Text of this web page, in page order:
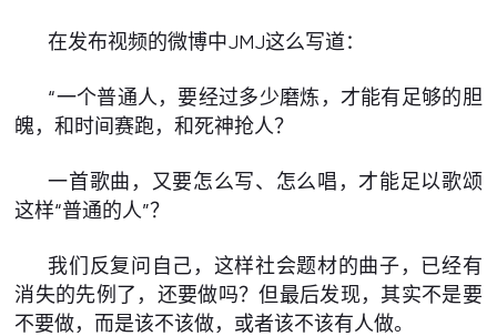
在发布视频的微博中JMJ这么写道：
“一个普通人，要经过多少磨炼，才能有足够的胆
魄，和时间赛跑，和死神抢人？
一首歌曲，又要怎么写、怎么唱，才能足以歌颂
这样“普通的人”？
我们反复问自己，这样社会题材的曲子，已经有
消失的先例了，还要做吗？但最后发现，其实不是要
不要做，而是该不该做，或者该不该有人做。